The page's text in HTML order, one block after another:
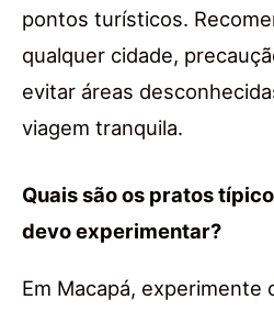
pontos turísticos.
qualquer cidade,
evitar áreas
viagem tranquila.
Quais são os pratos
devo experimentar?
Em Macapá, experimente